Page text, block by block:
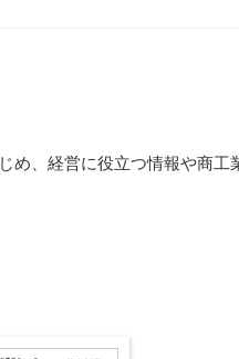
、経営に役立つ情報や商